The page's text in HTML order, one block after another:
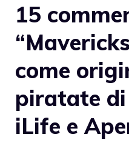
15
come
piratate
iLife e